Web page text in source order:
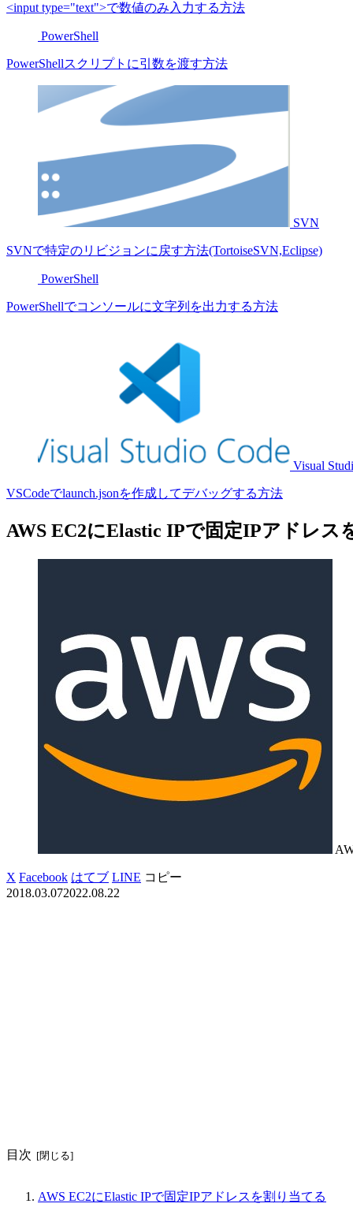
<input type="text">で数値のみ入力する方法
PowerShell
PowerShellスクリプトに引数を渡す方法
SVN
SVNで特定のリビジョンに戻す方法(TortoiseSVN,Eclipse)
PowerShell
PowerShellでコンソールに文字列を出力する方法
Visual
VSCodeでlaunch.jsonを作成してデバッグする方法
AWS EC2にElastic IPで固定IPアドレス
X Facebook はてブ LINE コピー
2018.03.072022.08.22
目次
AWS EC2にElastic IPで固定IPアドレスを割り当てる